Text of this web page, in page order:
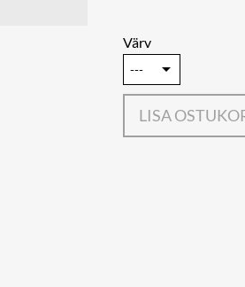
Värv
LISA